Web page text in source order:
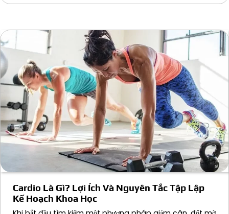
Cardio Là Gì? Lợi Ích Và Nguyên Tắc Tập Lập
Kế Hoạch Khoa Học